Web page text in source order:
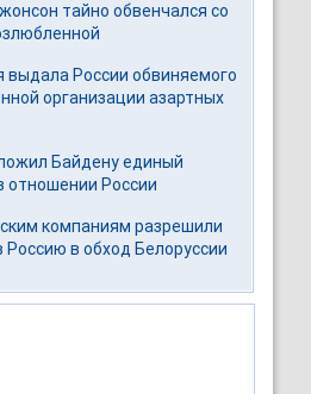
тайно обвенчался со
выдала России обвиняемого
организации азартных
Байдену единый
отношении России
компаниям разрешили
Россию в обход Белоруссии